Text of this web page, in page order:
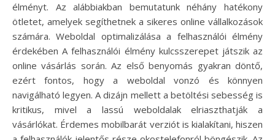
élményt. Az alábbiakban bemutatunk néhány hatékony
ötletet, amelyek segíthetnek a sikeres online vállalkozások
számára. Weboldal optimalizálása a felhasználói élmény
érdekében A felhasználói élmény kulcsszerepet játszik az
online vásárlás során. Az első benyomás gyakran döntő,
ezért fontos, hogy a weboldal vonzó és könnyen
navigálható legyen. A dizájn mellett a betöltési sebesség is
kritikus, mivel a lassú weboldalak elriaszthatják a
vásárlókat. Érdemes mobilbarát verziót is kialakítani, hiszen